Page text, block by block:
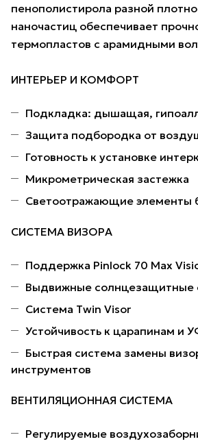
пенополистирола разной
наночастиц обеспечивает
термопластов с арамидными
ИНТЕРЬЕР И КОМФОРТ
Подкладка: дышащая,
Защита подбородка от
Готовность к установке
Микрометрическая застежка
Светоотражающие элементы
СИСТЕМА ВИЗОРА
Поддержка Pinlock 70 Max
Выдвижные солнцезащитные
Система Twin Visor
Устойчивость к царапинам и
Быстрая система замены
инструментов
ВЕНТИЛЯЦИОННАЯ СИСТЕМА
Регулируемые